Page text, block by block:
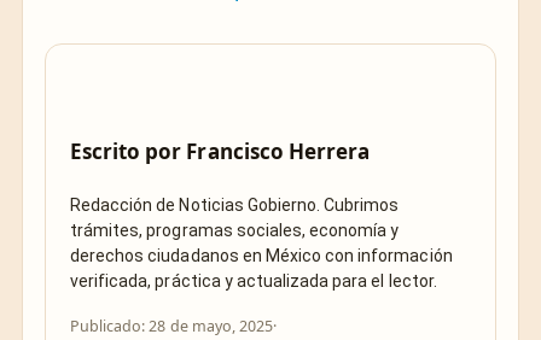
Escrito por Francisco Herrera
Redacción de Noticias Gobierno. Cubrimos
trámites, programas sociales, economía y
derechos ciudadanos en México con información
verificada, práctica y actualizada para el lector.
Publicado: 28 de mayo, 2025·